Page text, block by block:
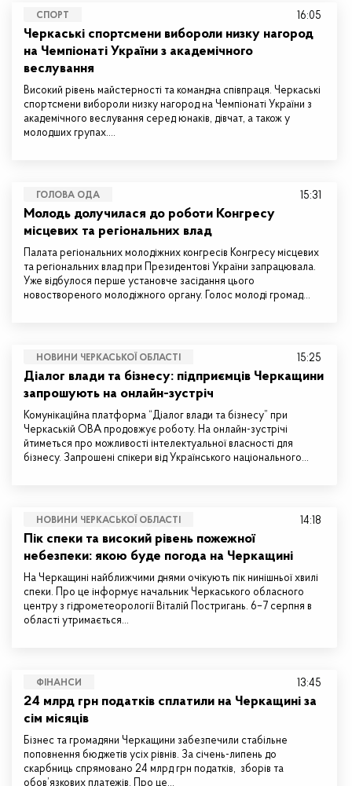
СПОРТ
Черкаські спортсмени вибороли низку нагород
на Чемпіонаті України з академічного
веслування
Високий рівень майстерності та командна співпраця. Черкаські
спортсмени вибороли низку нагород на Чемпіонаті України з
академічного веслування серед юнаків, дівчат, а також у
молодших групах.…
16:05
ГОЛОВА ОДА
Молодь долучилася до роботи Конгресу
місцевих та регіональних влад
Палата регіональних молодіжних конгресів Конгресу місцевих
та регіональних влад при Президентові України запрацювала.
Уже відбулося перше установче засідання цього
новоствореного молодіжного органу. Голос молоді громад…
15:31
НОВИНИ ЧЕРКАСЬКОЇ ОБЛАСТІ
Діалог влади та бізнесу: підприємців Черкащини
запрошують на онлайн-зустріч
Комунікаційна платформа “Діалог влади та бізнесу” при
Черкаській ОВА продовжує роботу. На онлайн-зустрічі
йтиметься про можливості інтелектуальної власності для
бізнесу. Запрошені спікери від Українського національного…
15:25
НОВИНИ ЧЕРКАСЬКОЇ ОБЛАСТІ
Пік спеки та високий рівень пожежної
небезпеки: якою буде погода на Черкащині
На Черкащині найближчими днями очікують пік нинішньої хвилі
спеки. Про це інформує начальник Черкаського обласного
центру з гідрометеорології Віталій Постригань. 6–7 серпня в
області утримається…
14:18
ФІНАНСИ
24 млрд грн податків сплатили на Черкащині за
сім місяців
Бізнес та громадяни Черкащини забезпечили стабільне
поповнення бюджетів усіх рівнів. За січень-липень до
скарбниць спрямовано 24 млрд грн податків, зборів та
обов’язкових платежів. Про це…
13:45